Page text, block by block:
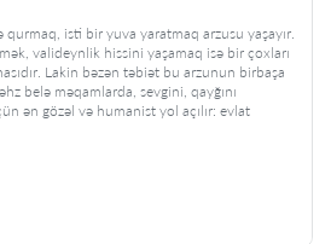
isti bir yuva yaratmaq arzusu yaşayır.
valideynlik hissini yaşamaq isə bir çoxları
Lakin bəzən təbiət bu arzunun birbaşa
belə məqamlarda, sevgini, qayğını
ən gözəl və humanist yol açılır: evlat